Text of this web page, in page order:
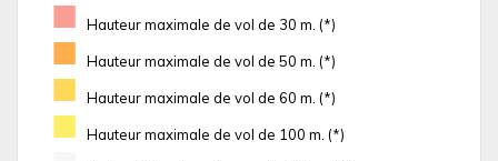
■ Hauteur maximale de vol de 30 m. (*)
■ Hauteur maximale de vol de 50 m. (*)
■ Hauteur maximale de vol de 60 m. (*)
■ Hauteur maximale de vol de 100 m. (*)